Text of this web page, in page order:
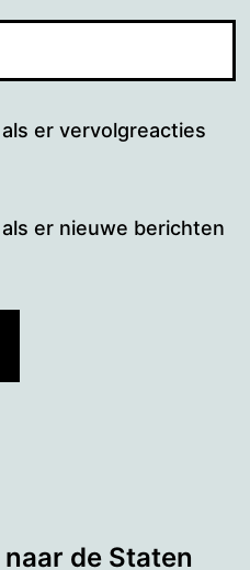
er vervolgreacties
er nieuwe berichten
de Staten